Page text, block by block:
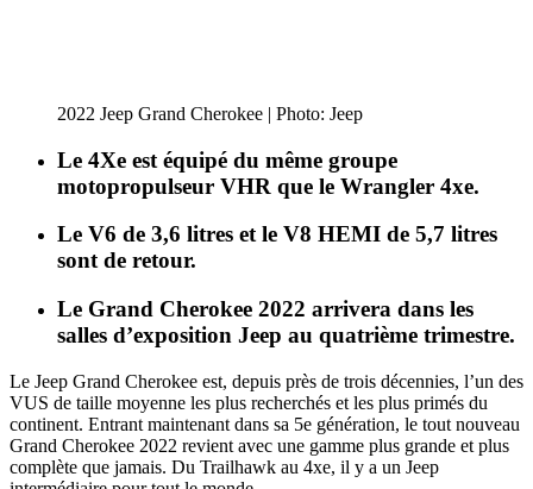
2022 Jeep Grand Cherokee | Photo: Jeep
Le 4Xe est équipé du même groupe
motopropulseur VHR que le Wrangler 4xe.
Le V6 de 3,6 litres et le V8 HEMI de 5,7 litres
sont de retour.
Le Grand Cherokee 2022 arrivera dans les
salles d’exposition Jeep au quatrième trimestre.
Le Jeep Grand Cherokee est, depuis près de trois décennies, l’un des
VUS de taille moyenne les plus recherchés et les plus primés du
continent. Entrant maintenant dans sa 5e génération, le tout nouveau
Grand Cherokee 2022 revient avec une gamme plus grande et plus
complète que jamais. Du Trailhawk au 4xe, il y a un Jeep